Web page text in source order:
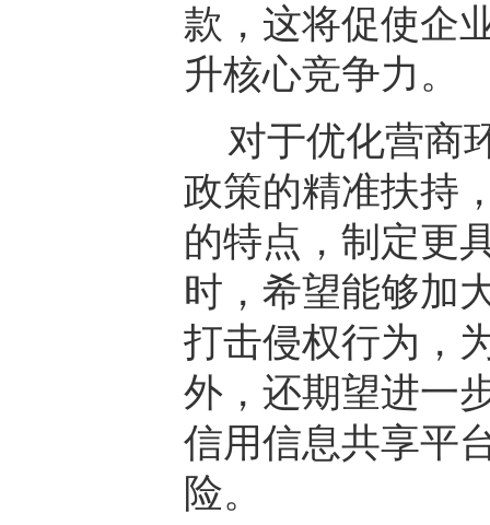
款，这将促使企
升核心竞争力。
对于优化营商
政策的精准扶持
的特点，制定更
时，希望能够加
打击侵权行为，
外，还期望进一
信用信息共享平
险。